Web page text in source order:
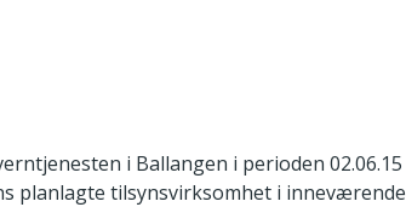
i Ballangen i perioden 02.06.15
planlagte tilsynsvirksomhet i inneværende